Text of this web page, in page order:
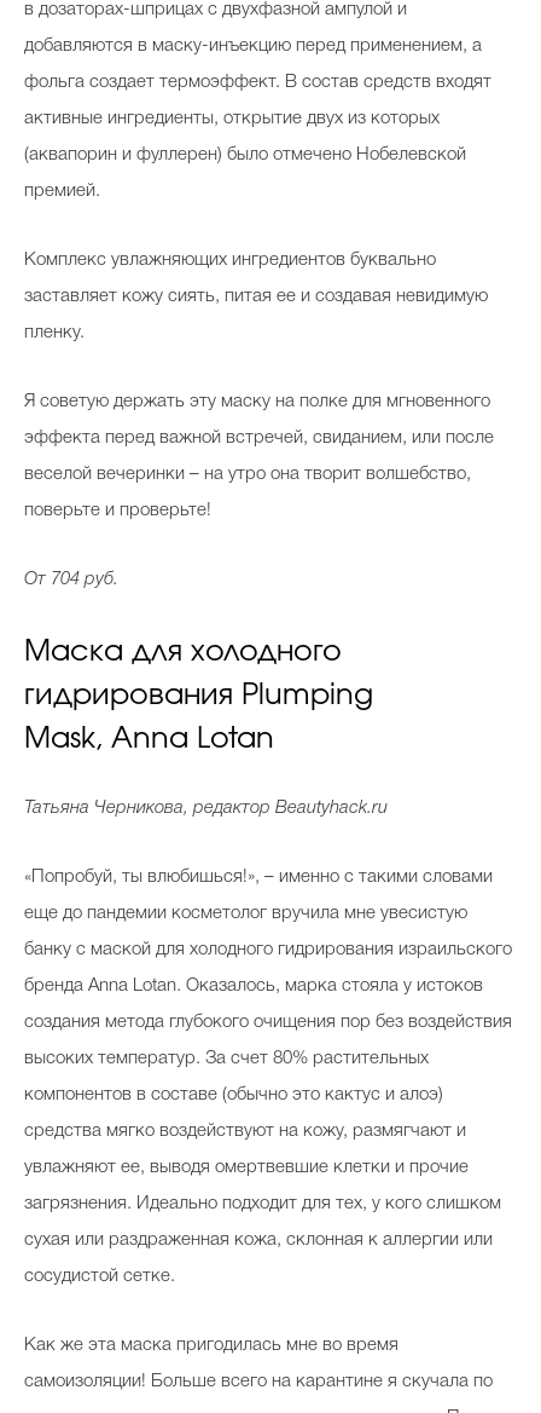
в дозаторах-шприцах с двухфазной ампулой и
добавляются в маску-инъекцию перед применением, а
фольга создает термоэффект. В состав средств входят
активные ингредиенты, открытие двух из которых
(аквапорин и фуллерен) было отмечено Нобелевской
премией.
Комплекс увлажняющих ингредиентов буквально
заставляет кожу сиять, питая ее и создавая невидимую
пленку.
Я советую держать эту маску на полке для мгновенного
эффекта перед важной встречей, свиданием, или после
веселой вечеринки – на утро она творит волшебство,
поверьте и проверьте!
От 704 руб.
Маска для холодного
гидрирования Plumping
Mask, Anna Lotan
Татьяна Черникова, редактор Beautyhack.ru
«Попробуй, ты влюбишься!», – именно с такими словами
еще до пандемии косметолог вручила мне увесистую
банку с маской для холодного гидрирования израильского
бренда Anna Lotan. Оказалось, марка стояла у истоков
создания метода глубокого очищения пор без воздействия
высоких температур. За счет 80% растительных
компонентов в составе (обычно это кактус и алоэ)
средства мягко воздействуют на кожу, размягчают и
увлажняют ее, выводя омертвевшие клетки и прочие
загрязнения. Идеально подходит для тех, у кого слишком
сухая или раздраженная кожа, склонная к аллергии или
сосудистой сетке.
Как же эта маска пригодилась мне во время
самоизоляции! Больше всего на карантине я скучала по